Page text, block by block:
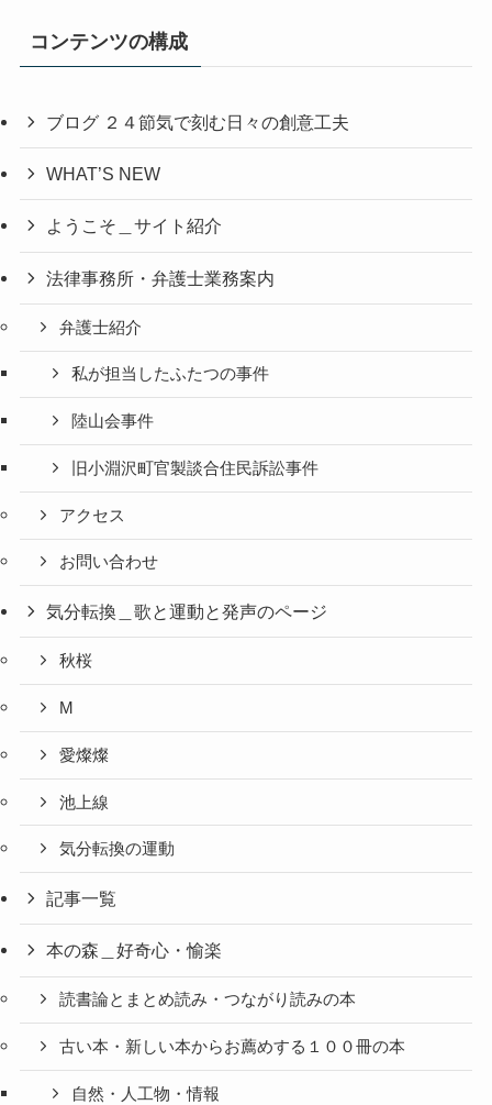
コンテンツの構成
ブログ ２４節気で刻む日々の創意工夫
WHAT’S NEW
ようこそ＿サイト紹介
法律事務所・弁護士業務案内
弁護士紹介
私が担当したふたつの事件
陸山会事件
旧小淵沢町官製談合住民訴訟事件
アクセス
お問い合わせ
気分転換＿歌と運動と発声のページ
秋桜
M
愛燦燦
池上線
気分転換の運動
記事一覧
本の森＿好奇心・愉楽
読書論とまとめ読み・つながり読みの本
古い本・新しい本からお薦めする１００冊の本
自然・人工物・情報